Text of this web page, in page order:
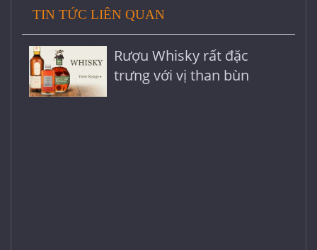
TIN TỨC LIÊN QUAN
Rượu Whisky rất đặc
trưng với vị than bùn